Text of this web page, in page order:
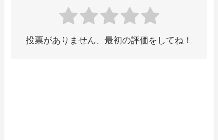
投票がありません、最初の評価をしてね！